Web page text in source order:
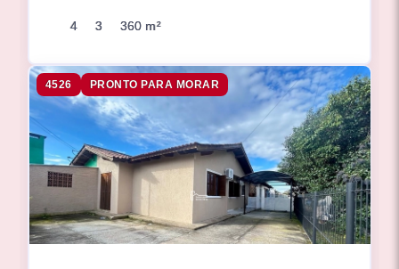
4 3 360 m²
4526 PRONTO PARA MORAR